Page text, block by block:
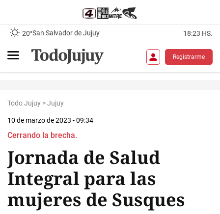
20°San Salvador de Jujuy 18:23 HS.
Registrarme
Todo Jujuy >Jujuy
10 de marzo de 2023 - 09:34
Cerrando la brecha.
Jornada de Salud
Integral para las
mujeres de Susques